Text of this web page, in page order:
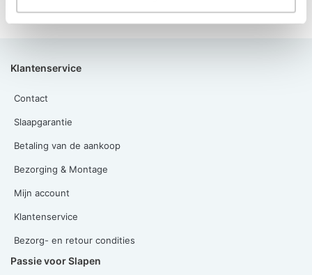
Klantenservice
Contact
Slaapgarantie
Betaling van de aankoop
Bezorging & Montage
Mijn account
Klantenservice
Bezorg- en retour condities
Passie voor Slapen